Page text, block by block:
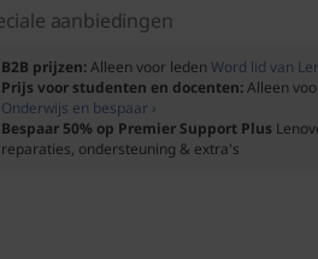
aanbiedingen
B2B prijzen:Alleen voor leden Word lid van
Prijs voor studenten en docenten:Alleen
Onderwijs en bespaar ›
Bespaar 50% op Premier Support Plus
reparaties, ondersteuning & extra's